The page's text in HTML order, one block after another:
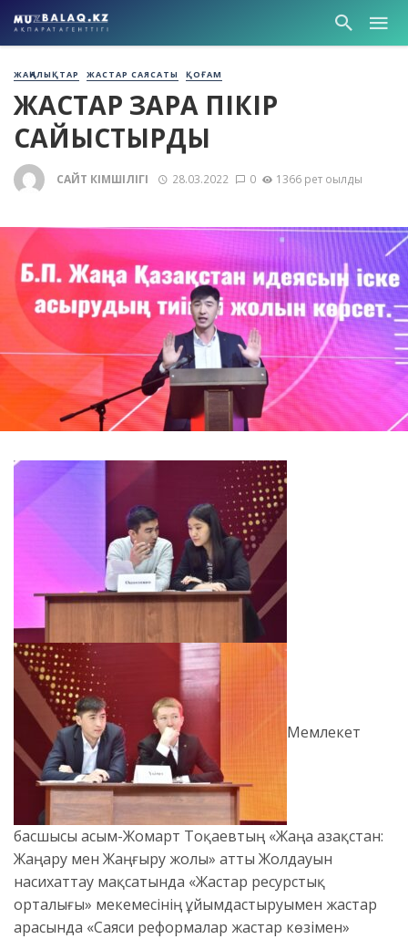
ЖАҢАЛЫҚТАР ЖАСТАР САЯСАТЫ ҚОҒАМ
ЖАСТАР ӨЗАРА ПІКІР
САЙЫСТЫРДЫ
САЙТ ӘКІМШІЛІГІ 28.03.2022 0 1366 рет оқылды
Мемлекет
басшысы Қасым-Жомарт Тоқаевтың «Жаңа Қазақстан:
Жаңару мен Жаңғыру жолы» атты Жолдауын
насихаттау мақсатында «Жастар ресурстық
орталығы» мекемесінің ұйымдастыруымен жастар
арасында «Саяси реформалар жастар көзімен»